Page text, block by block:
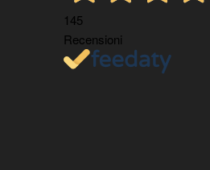
145
Recensioni